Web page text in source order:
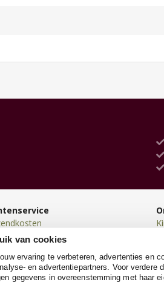
van cookies
ervaring te verbeteren, advertenties en
en advertentiepartners. Voor
gegevens in overeenstemming met haar